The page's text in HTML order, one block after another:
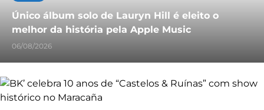
Único álbum solo de Lauryn Hill é eleito o
melhor da história pela Apple Music
06/08/2026